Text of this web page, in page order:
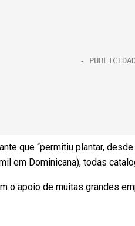
que “permitiu plantar,
em Dominicana), todas
o apoio de muitas grandes